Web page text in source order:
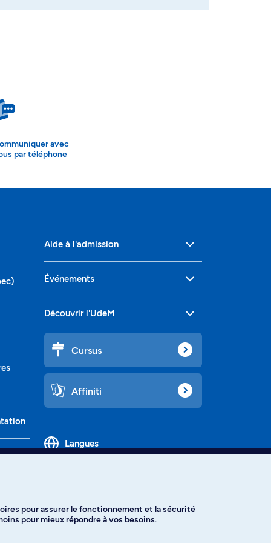
avec
par téléphone
Aide à l'admission
Événements
Découvrir l'UdeM
Cursus
Affiniti
Langues
pour assurer le fonctionnement et la sécurité
pour mieux répondre à vos besoins.